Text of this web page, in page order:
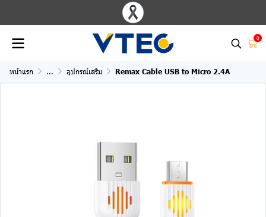
0
หน้าแรก ... อุปกรณ์เสริม Remax Cable USB to Micro 2.4A